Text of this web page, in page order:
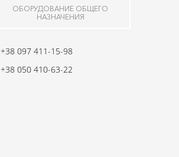
ОБОРУДОВАНИЕ ОБЩЕГО
НАЗНАЧЕНИЯ
+38 097 411-15-98
+38 050 410-63-22